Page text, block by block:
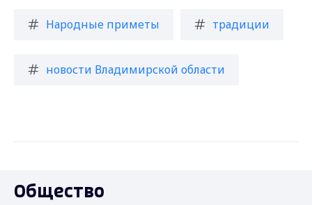
Народные приметы традиции
новости Владимирской области
Общество